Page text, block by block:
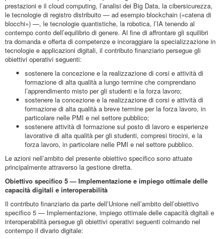
prestazioni e il cloud computing, l’analisi dei Big Data, la cibersicurezza,
le tecnologie di registro distribuito — ad esempio blockchain («catena di
blocchi») —, le tecnologie quantistiche, la robotica, l’IA tenendo al
contempo conto dell’equilibrio di genere. Al fine di affrontare gli squilibri
tra domanda e offerta di competenze e incoraggiare la specializzazione in
tecnologie e applicazioni digitali, il contributo finanziario persegue gli
obiettivi operativi seguenti:
sostenere la concezione e la realizzazione di corsi e attività di
formazione di alta qualità a lungo termine che comprendano
l’apprendimento misto per gli studenti e la forza lavoro;
sostenere la concezione e la realizzazione di corsi e attività di
formazione di alta qualità a breve termine per la forza lavoro, in
particolare nelle PMI e nel settore pubblico;
sostenere attività di formazione sul posto di lavoro e esperienze
lavorative di alta qualità per gli studenti, compresi tirocini, e la
forza lavoro, in particolare nelle PMI e nel settore pubblico.
Le azioni nell’ambito del presente obiettivo specifico sono attuate
principalmente attraverso la gestione diretta.
Obiettivo specifico 5 — Implementazione e impiego ottimale delle
capacità digitali e interoperabilità
Il contributo finanziario da parte dell’Unione nell’ambito dell’obiettivo
specifico 5 — Implementazione, impiego ottimale delle capacità digitali e
interoperabilità persegue gli obiettivi operativi seguenti colmando nel
contempo il divario digitale: